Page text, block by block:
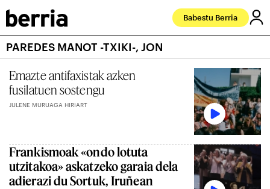
Babestu Berria
PAREDES MANOT -TXIKI-, JON
Emazte antifaxistak azken
fusilatuen sostengu
JULENE MURUAGA HIRIART
Frankismoak «ondo lotuta
utzitakoa» askatzeko garaia dela
adierazi du Sortuk, Iruñean